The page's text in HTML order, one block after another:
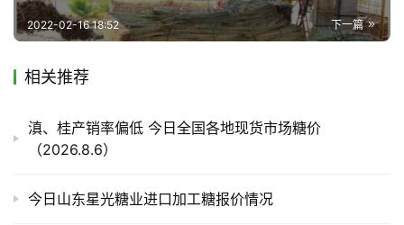
产
链
储
下一篇
2022-02-16 18:52
相关推荐
滇、桂产销率偏低 今日全国各地现货市场糖价
（2026.8.6）
今日山东星光糖业进口加工糖报价情况